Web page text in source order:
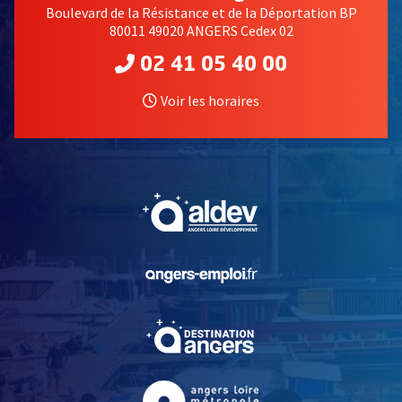
Boulevard de la Résistance et de la Déportation BP
80011 49020 ANGERS Cedex 02
02 41 05 40 00
Voir les horaires
, Ouvre une nouvelle
, Ouvre une nouvelle